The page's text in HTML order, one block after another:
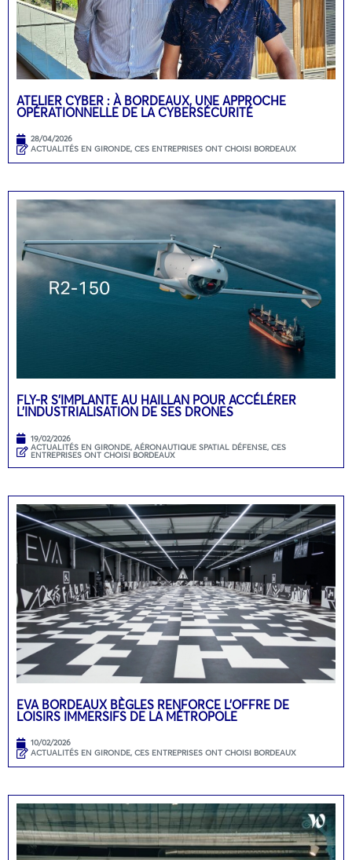
ATELIER CYBER : À BORDEAUX, UNE APPROCHE
OPÉRATIONNELLE DE LA CYBERSÉCURITÉ
28/04/2026
ACTUALITÉS EN GIRONDE, CES ENTREPRISES ONT CHOISI BORDEAUX
FLY-R S’IMPLANTE AU HAILLAN POUR ACCÉLÉRER
L’INDUSTRIALISATION DE SES DRONES
19/02/2026
ACTUALITÉS EN GIRONDE, AÉRONAUTIQUE SPATIAL DÉFENSE, CES
ENTREPRISES ONT CHOISI BORDEAUX
EVA BORDEAUX BÈGLES RENFORCE L’OFFRE DE
LOISIRS IMMERSIFS DE LA MÉTROPOLE
10/02/2026
ACTUALITÉS EN GIRONDE, CES ENTREPRISES ONT CHOISI BORDEAUX